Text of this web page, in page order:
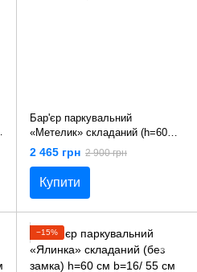
Бар'єр паркувальний
«Метелик» складаний (h=60
см) b=51 см Yato YT-55741
2 465 грн 2 900 грн
Купити
−15%